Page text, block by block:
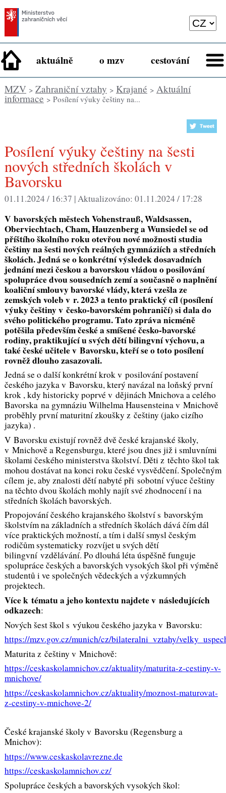
aktuálně o mzv cestování
MZV> Zahraniční vztahy > Krajané > Aktuální
informace > Posílení výuky češtiny na...
Posílení výuky češtiny na šesti
nových středních školách v
Bavorsku
01.11.2024 / 16:37 |Aktualizováno: 01.11.2024 / 17:28
V bavorských městech Vohenstrauß, Waldsassen,
Oberviechtach, Cham, Hauzenberg a Wunsiedel se od
příštího školního roku otevřou nové možnosti studia
češtiny na šesti nových reálných gymnáziích a středních
školách. Jedná se o konkrétní výsledek dosavadních
jednání mezi českou a bavorskou vládou o posilování
spolupráce dvou sousedních zemí a současně o naplnění
koaliční smlouvy bavorské vlády, která vzešla ze
zemských voleb v r. 2023 a tento praktický cíl (posílení
výuky češtiny v česko-bavorském pohraničí) si dala do
svého politického programu. Tato zpráva nicméně
potěšila především české a smíšené česko-bavorské
rodiny, praktikující u svých dětí bilingvní výchovu, a
také české učitele v Bavorsku, kteří se o toto posílení
rovněž dlouho zasazovali.
Jedná se o další konkrétní krok v posilování postavení
českého jazyka v Bavorsku, který navázal na loňský první
krok , kdy historicky poprvé v dějinách Mnichova a celého
Bavorska na gymnáziu Wilhelma Hausensteina v Mnichově
proběhly první maturitní zkoušky z češtiny (jako cizího
jazyka) .
V Bavorsku existují rovněž dvě české krajanské školy,
v Mnichově a Regensburgu, které jsou dnes již i smluvními
školami českého ministerstva školství. Děti z těchto škol tak
mohou dostávat na konci roku české vysvědčení. Společným
cílem je, aby znalosti dětí nabyté při sobotní výuce češtiny
na těchto dvou školách mohly najít své zhodnocení i na
středních školách bavorských.
Propojování českého krajanského školství s bavorským
školstvím na základních a středních školách dává čím dál
více praktických možností, a tím i další smysl českým
rodičům systematicky rozvíjet u svých dětí
bilingvní vzdělávání. Po dlouhá léta úspěšně funguje
spolupráce českých a bavorských vysokých škol při výměně
studentů i ve společných vědeckých a výzkumných
projektech.
Více k tématu a jeho kontextu najdete v následujících
odkazech:
Nových šest škol s výukou českého jazyka v Bavorsku:
https://mzv.gov.cz/munich/cz/bilateralni_vztahy/
Maturita z češtiny v Mnichově:
https://ceskaskolamnichov.cz/aktuality/maturita-z-cestiny-v-
mnichove/
https://ceskaskolamnichov.cz/aktuality/moznost-maturovat-
z-cestiny-v-mnichove-2/
České krajanské školy v Bavorsku (Regensburg a
Mnichov):
https://www.ceskaskolavrezne.de
https://ceskaskolamnichov.cz/
Spolupráce českých a bavorských vysokých škol: